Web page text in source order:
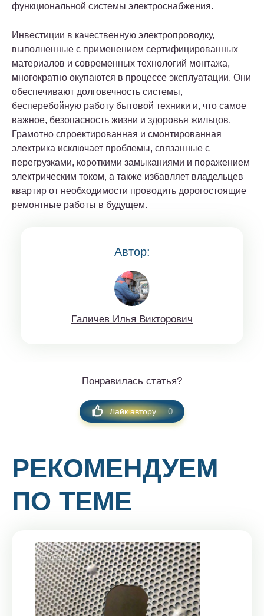
функциональной системы электроснабжения.
Инвестиции в качественную электропроводку,
выполненные с применением сертифицированных
материалов и современных технологий монтажа,
многократно окупаются в процессе эксплуатации. Они
обеспечивают долговечность системы,
бесперебойную работу бытовой техники и, что самое
важное, безопасность жизни и здоровья жильцов.
Грамотно спроектированная и смонтированная
электрика исключает проблемы, связанные с
перегрузками, короткими замыканиями и поражением
электрическим током, а также избавляет владельцев
квартир от необходимости проводить дорогостоящие
ремонтные работы в будущем.
Автор:
Гaличeв Илья Виктoрoвич
Понравилась статья?
Лайк автору 0
РЕКОМЕНДУЕМ
ПО ТЕМЕ